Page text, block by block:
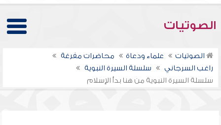
الصوتيات
الصوتيات علماء ودعاة
محاضرات مفرغة
راغب السرجاني
سلسلة السيرة النبوية
سلسلة السيرة النبوية من هنا بدأ الإسلام